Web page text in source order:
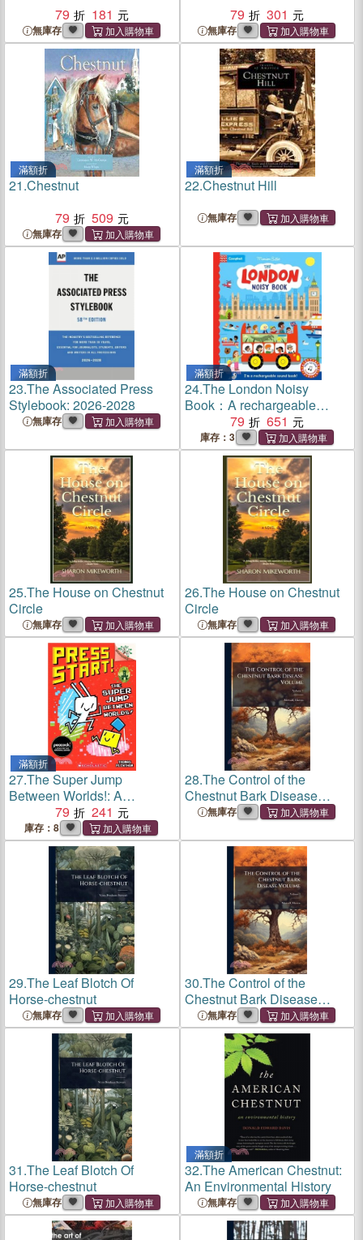
79 181
無庫存
79 301
無庫存
滿額折
21.Chestnut
79
509
無庫存
滿額折
22.Chestnut Hill
無庫存
滿額折
23.The Associated Press
Stylebook: 2026-2028
無庫存
滿額折
24.The London Noisy
Book：A rechargeable
press-the-page sound book
(音效書)
79 651
庫存：3
25.The House on Chestnut
Circle
無庫存
26.The House on Chestnut
Circle
無庫存
滿額折
27.The Super Jump
Between Worlds!: A
Branches Book (Press Start!
#17)
79 241
庫存：8
28.The Control of the
Chestnut Bark Disease
Volume
無庫存
29.The Leaf Blotch Of
Horse-chestnut
無庫存
30.The Control of the
Chestnut Bark Disease
Volume
無庫存
31.The Leaf Blotch Of
Horse-chestnut
無庫存
滿額折
32.The American Chestnut:
An Environmental History
無庫存